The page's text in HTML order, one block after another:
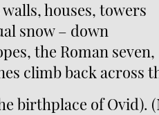
houses, towers
snow – down
the Roman seven,
climb back across
birthplace of Ovid).